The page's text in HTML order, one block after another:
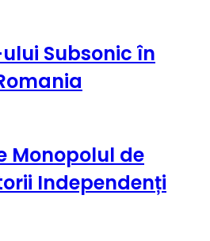
Subsonic în
Monopolul de
Independenți